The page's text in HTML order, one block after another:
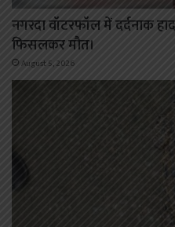
नगरदा वॉटरफॉल में दर्दनाक
फिसलकर मौत।
August 5, 2026